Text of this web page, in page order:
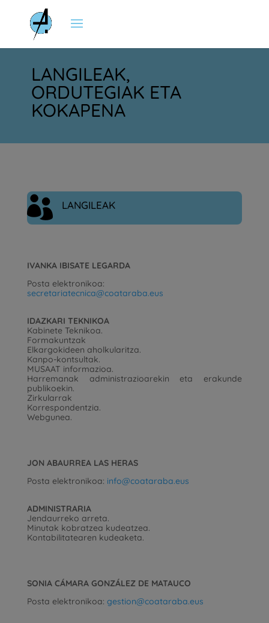
LANGILEAK,
ORDUTEGIAK ETA
KOKAPENA
 LANGILEAK
IVANKA IBISATE LEGARDA
Posta elektronikoa:
secretariatecnica@coataraba.eus
IDAZKARI TEKNIKOA
Kabinete Teknikoa.
Formakuntzak
Elkargokideen aholkularitza.
Kanpo-kontsultak.
MUSAAT informazioa.
Harremanak administrazioarekin eta erakunde
publikoekin.
Zirkularrak
Korrespondentzia.
Webgunea.
JON ABAURREA LAS HERAS
Posta elektronikoa: info@coataraba.eus
ADMINISTRARIA
Jendaurreko arreta.
Minutak kobratzea kudeatzea.
Kontabilitatearen kudeaketa.
SONIA CÁMARA GONZÁLEZ DE MATAUCO
Posta elektronikoa: gestion@coataraba.eus